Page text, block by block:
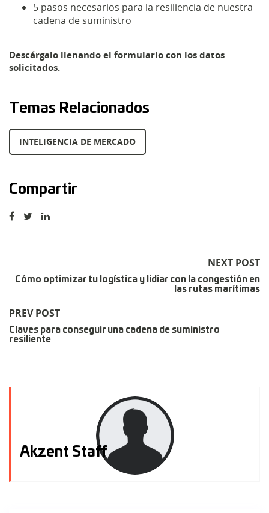
5 pasos necesarios para la resiliencia de nuestra
cadena de suministro
Descárgalo llenando el formulario con los datos
solicitados.
Temas Relacionados
INTELIGENCIA DE MERCADO
Compartir
NEXT POST
Cómo optimizar tu logística y lidiar con la congestión en
las rutas marítimas
PREV POST
Claves para conseguir una cadena de suministro
resiliente
Akzent Staff